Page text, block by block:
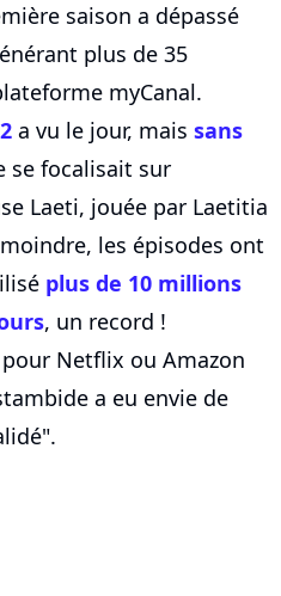
saison a dépassé
plus de 35
myCanal.
a vu le jour, mais sans
se focalisait sur
Laeti, jouée par Laetitia
les épisodes ont
plus de 10 millions
, un record !
Netflix ou Amazon
a eu envie de